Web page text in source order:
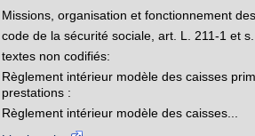
Missions, organisation et fonctionnement
code de la sécurité sociale, art. L. 211-1 et
textes non codifiés:
Règlement intérieur modèle des caisses
prestations :
Règlement intérieur modèle des caisses...